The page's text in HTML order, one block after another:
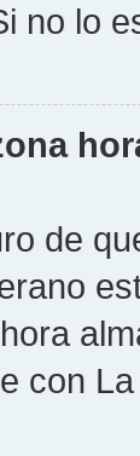
no lo
de
con